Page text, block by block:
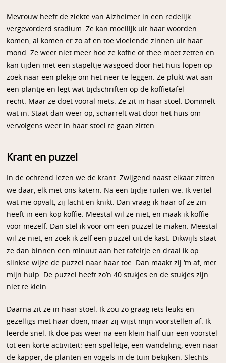
Mevrouw heeft de ziekte van Alzheimer in een redelijk
vergevorderd stadium. Ze kan moeilijk uit haar woorden
komen, al komen er zo af en toe vloeiende zinnen uit haar
mond. Ze weet niet meer hoe ze koffie of thee moet zetten en
kan tijden met een stapeltje wasgoed door het huis lopen op
zoek naar een plekje om het neer te leggen. Ze plukt wat aan
een plantje en legt wat tijdschriften op de koffietafel
recht. Maar ze doet vooral niets. Ze zit in haar stoel. Dommelt
wat in. Staat dan weer op, scharrelt wat door het huis om
vervolgens weer in haar stoel te gaan zitten.
Krant en puzzel
In de ochtend lezen we de krant. Zwijgend naast elkaar zitten
we daar, elk met ons katern. Na een tijdje ruilen we. Ik vertel
wat me opvalt, zij lacht en knikt. Dan vraag ik haar of ze zin
heeft in een kop koffie. Meestal wil ze niet, en maak ik koffie
voor mezelf. Dan stel ik voor om een puzzel te maken. Meestal
wil ze niet, en zoek ik zelf een puzzel uit de kast. Dikwijls staat
ze dan binnen een minuut aan het tafeltje en draai ik op
slinkse wijze de puzzel naar haar toe. Dan maakt zij ‘m af, met
mijn hulp. De puzzel heeft zo’n 40 stukjes en de stukjes zijn
niet te klein.
Daarna zit ze in haar stoel. Ik zou zo graag iets leuks en
gezelligs met haar doen, maar zij wijst mijn voorstellen af. Ik
leerde snel. Ik doe pas weer na een klein half uur een voorstel
tot een korte activiteit: een spelletje, een wandeling, even naar
de kapper, de planten en vogels in de tuin bekijken. Slechts